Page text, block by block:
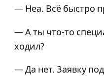
— Неа. Всё быстро
— А ты что-то
ходил?
— Да нет. Заявку